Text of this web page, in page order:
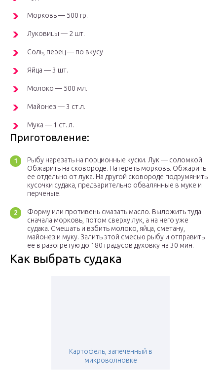
Морковь — 500 гр.
Луковицы — 2 шт.
Соль, перец — по вкусу
Яйца — 3 шт.
Молоко — 500 мл.
Майонез — 3 ст.л.
Мука — 1 ст. л.
Приготовление:
Рыбу нарезать на порционные куски. Лук — соломкой.
Обжарить на сковороде. Натереть морковь. Обжарить
ее отдельно от лука. На другой сковороде подрумянить
кусочки судака, предварительно обвалянные в муке и
перченые.
Форму или противень смазать масло. Выложить туда
сначала морковь, потом сверху лук, а на него уже
судака. Смешать и взбить молоко, яйца, сметану,
майонез и муку. Залить этой смесью рыбу и отправить
ее в разогретую до 180 градусов духовку на 30 мин.
Как выбрать судака
Картофель, запеченный в
микроволновке